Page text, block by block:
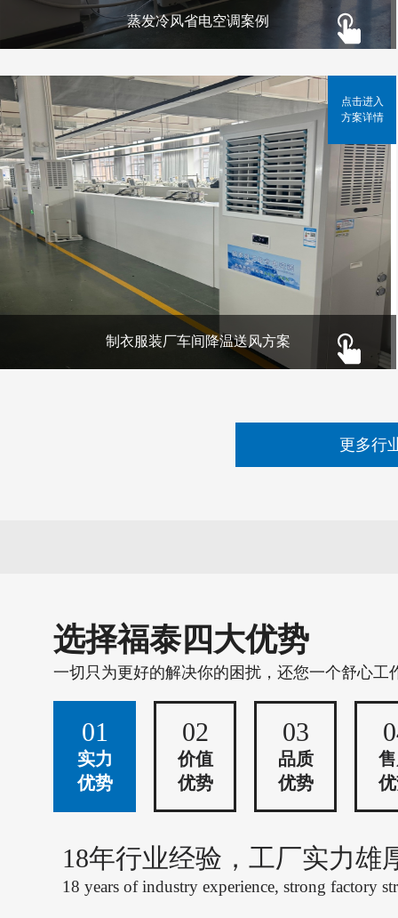
蒸发冷风省电空调案例
制衣服装厂车间降温送风方案
点击进入
方案详情
更多行
选择福泰四大优势
一切只为更好的解决你的困扰，还您一个舒心工
01
实力
优势
02
价值
优势
03
品质
优势
18年行业经验，工厂实力雄
18 years of industry experience, strong factory